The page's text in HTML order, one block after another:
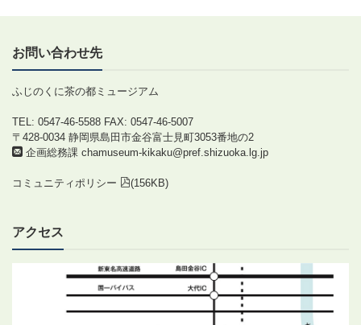
お問い合わせ先
ふじのくに茶の都ミュージアム
TEL: 0547-46-5588 FAX: 0547-46-5007
〒428-0034 静岡県島田市金谷富士見町3053番地の2
企画総務課 chamuseum-kikaku@pref.shizuoka.lg.jp
コミュニティポリシー (156KB)
アクセス